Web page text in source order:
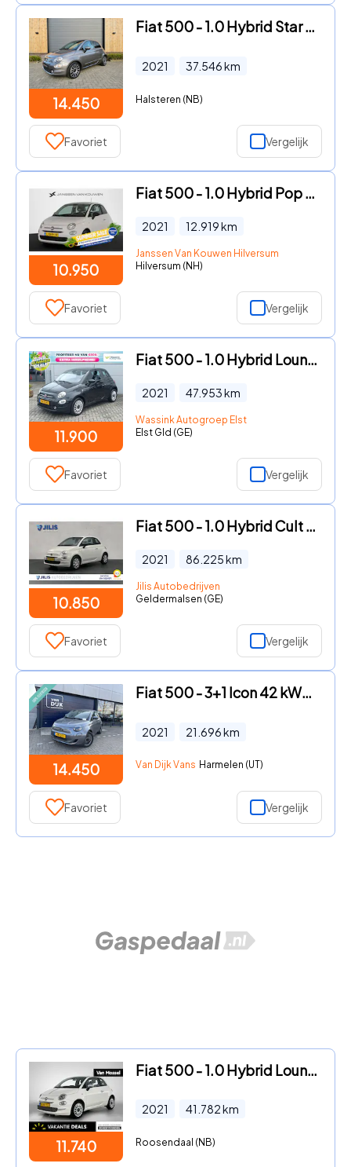
14.450
Fiat 500 - 1.0 Hybrid Star *Big Navi *Climate *CarPlay*16 inch
2021 37.546km
Halsteren (NB)
Favoriet Vergelijk
10.950
Fiat 500 - 1.0 Hybrid Pop Airconditioning NL Auto
2021 12.919km
Janssen Van Kouwen Hilversum
Hilversum (NH)
Favoriet Vergelijk
11.900
Fiat 500 - 1.0 Hybrid Lounge | SUMMER DEALS | Climate control | Navigat
2021 47.953km
Wassink Autogroep Elst
Elst Gld (GE)
Favoriet Vergelijk
10.850
Fiat 500 - 1.0 Hybrid Cult | Airco | Elektrische ramen | Multifunctione
2021 86.225km
Jilis Autobedrijven
Geldermalsen (GE)
Favoriet Vergelijk
14.450
Fiat 500 - 3+1 Icon 42 kWh 100% Electrisch, Parkeer sensoren achter, DA
2021 21.696km
Van Dijk Vans Harmelen (UT)
Favoriet Vergelijk
11.740
Fiat 500 - 1.0 Hybrid Lounge | Apple Carplay/Android Auto | Parkeersens
2021 41.782km
Roosendaal (NB)